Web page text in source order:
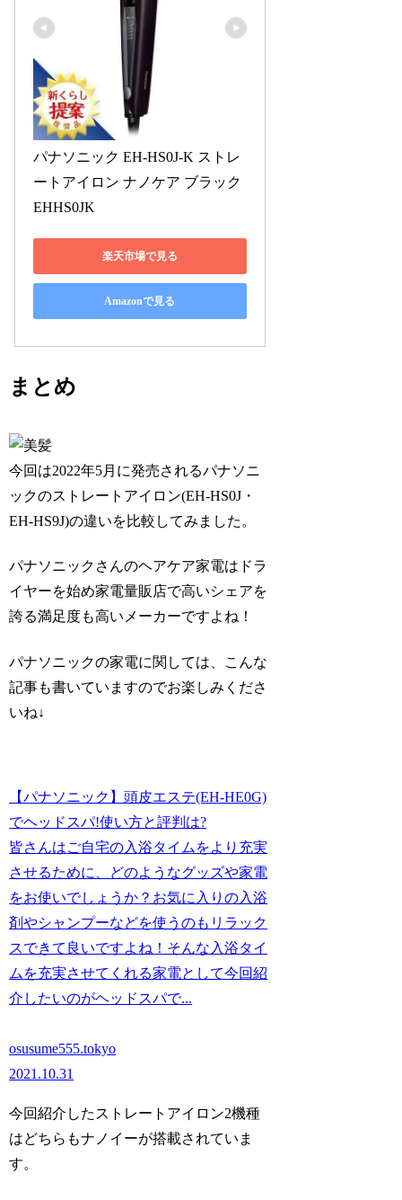
パナソニック EH-HS0J-K ストレ
ートアイロン ナノケア ブラック
EHHS0JK
楽天市場で見る
Amazonで見る
まとめ
今回は2022年5月に発売されるパナソニ
ックのストレートアイロン(EH-HS0J・
EH-HS9J)の違いを比較してみました。
パナソニックさんのヘアケア家電はドラ
イヤーを始め家電量販店で高いシェアを
誇る満足度も高いメーカーですよね！
パナソニックの家電に関しては、こんな
記事も書いていますのでお楽しみくださ
いね↓
【パナソニック】頭皮エステ(EH-HE0G)
でヘッドスパ!使い方と評判は?
皆さんはご自宅の入浴タイムをより充実
させるために、どのようなグッズや家電
をお使いでしょうか？お気に入りの入浴
剤やシャンプーなどを使うのもリラック
スできて良いですよね！そんな入浴タイ
ムを充実させてくれる家電として今回紹
介したいのがヘッドスパで...
osusume555.tokyo
2021.10.31
今回紹介したストレートアイロン2機種
はどちらもナノイーが搭載されていま
す。